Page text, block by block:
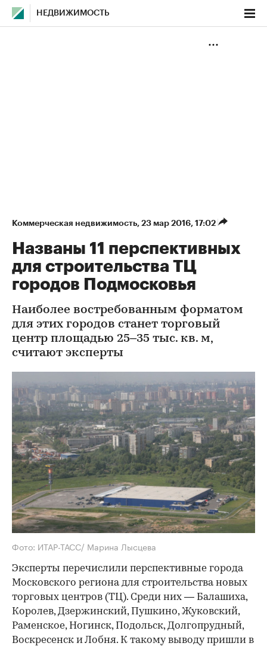
НЕДВИЖИМОСТЬ
Коммерческая недвижимость⁠, 23 мар 2016, 17:02
Названы 11 перспективных
для строительства ТЦ
городов Подмосковья
Наиболее востребованным форматом
для этих городов станет торговый
центр площадью 25‒35 тыс. кв. м,
считают эксперты
Фото: ИТАР-ТАСС/ Марина Лысцева
Эксперты перечислили перспективные города
Московского региона для строительства новых
торговых центров (ТЦ). Среди них — Балашиха,
Королев, Дзержинский, Пушкино, Жуковский,
Раменское, Ногинск, Подольск, Долгопрудный,
Воскресенск и Лобня. К такому выводу пришли в